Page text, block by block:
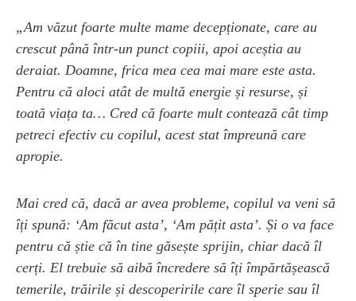
„Am văzut foarte multe mame decepționate, care au
crescut până într-un punct copiii, apoi aceștia au
deraiat. Doamne, frica mea cea mai mare este asta.
Pentru că aloci atât de multă energie și resurse, și
toată viața ta… Cred că foarte mult contează cât timp
petreci efectiv cu copilul, acest stat împreună care
apropie.
Mai cred că, dacă ar avea probleme, copilul va veni să
îți spună: ‘Am făcut asta’, ‘Am pățit asta’. Și o va face
pentru că știe că în tine găsește sprijin, chiar dacă îl
cerți. El trebuie să aibă încredere să îți împărtășească
temerile, trăirile și descoperirile care îl sperie sau îl